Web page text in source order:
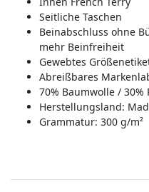
Seitliche Taschen
Beinabschluss ohne
mehr Beinfreiheit
Gewebtes
Abreißbares
70% Baumwolle / 30%
Herstellungsland:
Grammatur: 300 g/m²